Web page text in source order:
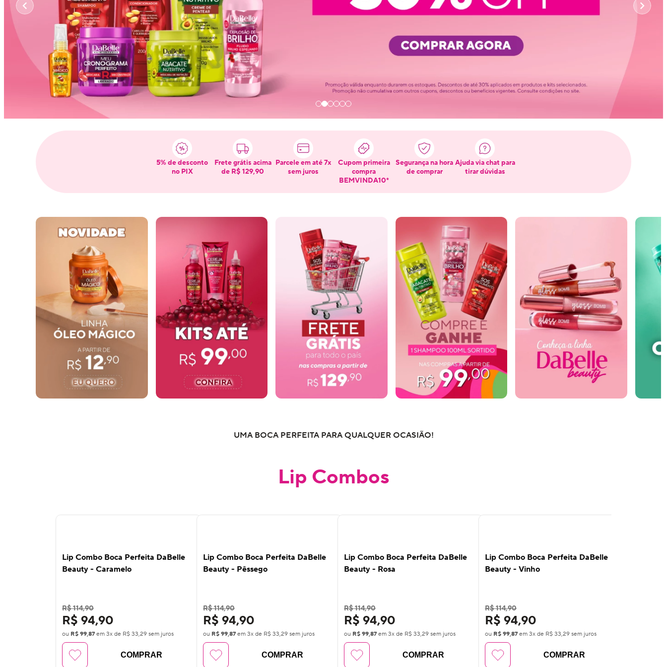
5% de desconto
no PIX
Frete grátis acima
de R$ 129,90
Parcele em até 7x
sem juros
Cupom primeira
compra
BEMVINDA10*
Segurança na hora
de comprar
Ajuda via chat para
tirar dúvidas
UMA BOCA PERFEITA PARA QUALQUER OCASIÃO!
Lip Combos
Lip Combo Boca Perfeita DaBelle
Beauty - Caramelo
R$ 114,90
R$ 94,90
ou R$ 99,87 em 3x de R$ 33,29 sem juros
COMPRAR
Lip Combo Boca Perfeita DaBelle
Beauty - Pêssego
R$ 114,90
R$ 94,90
ou R$ 99,87 em 3x de R$ 33,29 sem juros
COMPRAR
Lip Combo Boca Perfeita DaBelle
Beauty - Rosa
R$ 114,90
R$ 94,90
ou R$ 99,87 em 3x de R$ 33,29 sem juros
COMPRAR
Lip Combo Boca Perfeita DaBelle
Beauty - Vinho
R$ 114,90
R$ 94,90
ou R$ 99,87 em 3x de R$ 33,29 sem juros
COMPRAR